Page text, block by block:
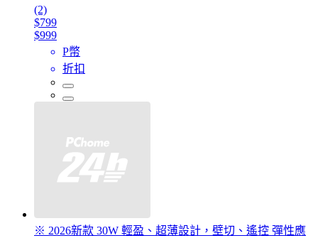
(2)
$799
$999
P幣
折扣
※ 2026新款 30W 輕盈、超薄設計，壁切、遙控 彈性應